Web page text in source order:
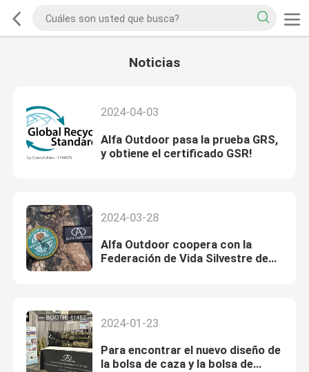
Noticias
2024-04-03
Alfa Outdoor pasa la prueba GRS,
y obtiene el certificado GSR!
2024-03-28
Alfa Outdoor coopera con la
Federación de Vida Silvestre de
2024-01-23
Para encontrar el nuevo diseño de
la bolsa de caza y la bolsa de